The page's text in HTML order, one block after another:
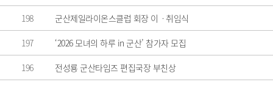
198 군산제일라이온스클럽 회장 이ㆍ취임식
197 ‘2026 모녀의 하루 in 군산’ 참가자 모집
196 전성룡 군산타임즈 편집국장 부친상